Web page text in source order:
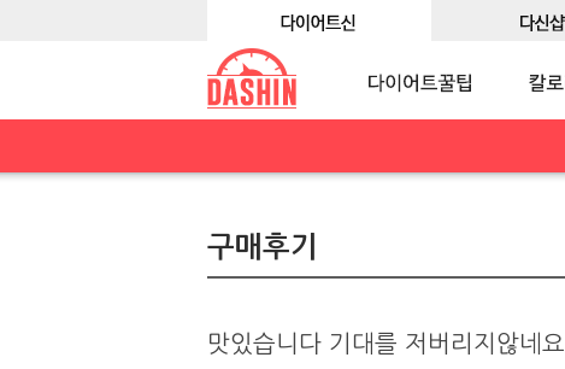
구매후기
맛있습니다 기대를 저버리지않네요